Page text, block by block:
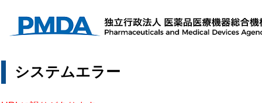
システムエラー